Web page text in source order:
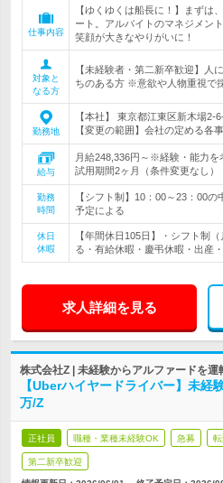
仕事内容
【ゆくゆくは船長に！】まずは
ート。アルバイトのマネジメン
笑顔が大きなやりがいに！
対象と
なる方
【未経験者・第二新卒歓迎】人
ちのある方 ※意欲や人物重視で
勤務地
【本社】 東京都江東区新木場2-
【変更の範囲】会社の定める各
給与
月給248,336円～※経験・能力
試用期間2ヶ月（条件変更なし）
勤務
時間
【シフト制】10：00～23：00
予定による
休日
休暇
【年間休日105日】・シフト制
る・有給休暇・慶弔休暇・出産
求人詳細を見る
株式会社Z | 未経験からアルファードを運
【Uberハイヤードライバー】未経
万/Z
正社員 職種・業種未経験OK 急募 転
第二新卒歓迎